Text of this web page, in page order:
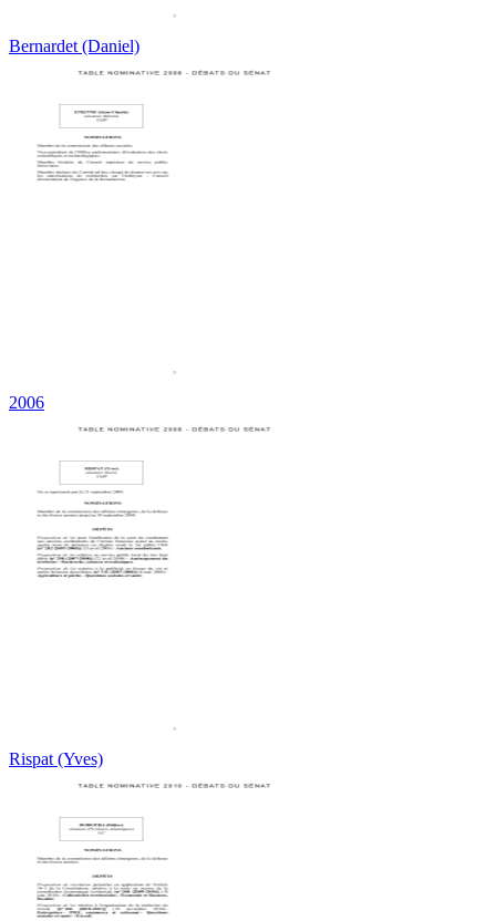
Bernardet (Daniel)
2006
Rispat (Yves)